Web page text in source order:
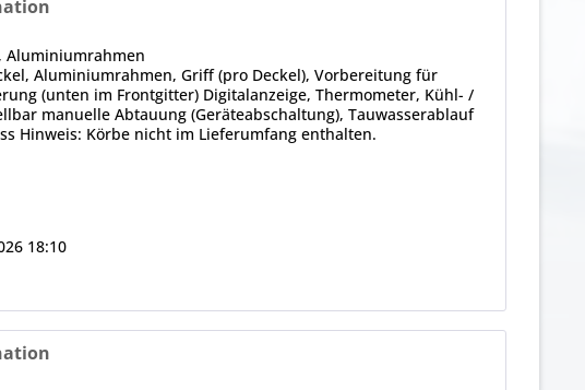
Aluminiumrahmen
Aluminiumrahmen, Griff (pro Deckel), Vorbereitung für
(unten im Frontgitter) Digitalanzeige, Thermometer, Kühl- /
manuelle Abtauung (Geräteabschaltung), Tauwasserablauf
Hinweis: Körbe nicht im Lieferumfang enthalten.
18:10